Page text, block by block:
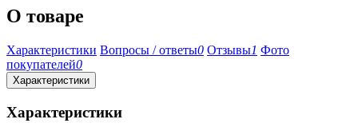
О товаре
Характеристики Вопросы / ответы0 Отзывы1 Фото
покупателей0
Характеристики
Характеристики